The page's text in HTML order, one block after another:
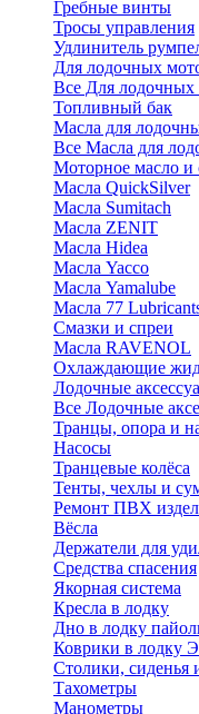
Гребные винты
Тросы управления
Удлинитель
Для лодочных
Все Для лодочных
Топливный бак
Масла для
Все Масла для
Моторное масло и
Масла QuickSilver
Масла Sumitach
Масла ZENIT
Масла Hidea
Масла Yacco
Масла Yamalube
Масла 77
Смазки и спреи
Масла RAVENOL
Охлаждающие
Лодочные
Все Лодочные
Транцы, опора и
Насосы
Транцевые колёса
Тенты, чехлы и
Ремонт ПВХ
Вёсла
Держатели для
Средства спасения
Якорная система
Кресла в лодку
Дно в лодку
Коврики в лодку
Столики,
Тахометры
Манометры